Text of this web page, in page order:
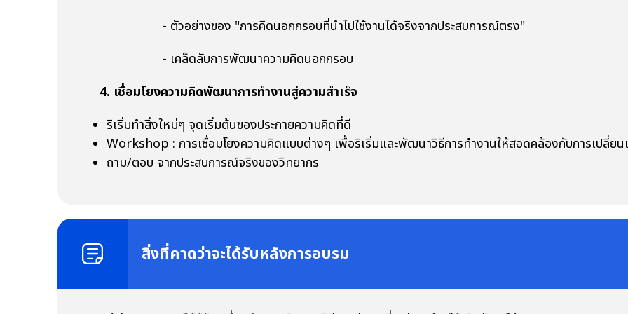
- ตัวอย่างของ "การคิดนอกกรอบที่นำไปใช้งานได้จริงจากประสบการณ์ตรง"
- เคล็ดลับการพัฒนาความคิดนอกกรอบ
4. เชื่อมโยงความคิดพัฒนาการทำงานสู่ความสำเร็จ
ริเริ่มทำสิ่งใหม่ๆ จุดเริ่มต้นของประกายความคิดที่ดี
Workshop : การเชื่อมโยงความคิดแบบต่างๆ เพื่อริเริ่มและพัฒนาวิธีการทำงานให้สอดคล้องกับการเปลี่ย
ถาม/ตอบ จากประสบการณ์จริงของวิทยากร
สิ่งที่คาดว่าจะได้รับหลังการอบรม